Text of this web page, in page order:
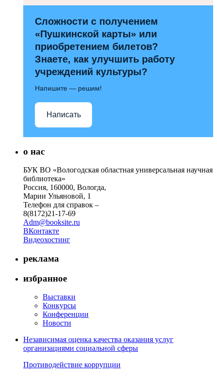
Сложности с получением
«Пушкинской карты» или
приобретением билетов?
Знаете, как улучшить работу
учреждений культуры?
Напишите — решим!
Написать
о нас
БУК ВО «Вологодская областная универсальная научная
библиотека»
Россия, 160000, Вологда,
Марии Ульяновой, 1
Телефон для справок –
8(8172)21-17-69
Adm@booksite.ru
ВКонтакте
Видеохостинг
реклама
избранное
Выставки
Конкурсы
Конференции
Новости
Независимая оценка качества оказания услуг
организациями социальной сферы
Противодействие коррупции